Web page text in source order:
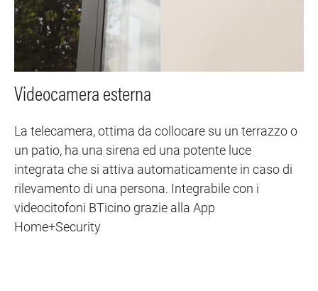
Videocamera esterna
La telecamera, ottima da collocare su un terrazzo o
un patio, ha una sirena ed una potente luce
integrata che si attiva automaticamente in caso di
rilevamento di una persona. Integrabile con i
videocitofoni BTicino grazie alla App
Home+Security